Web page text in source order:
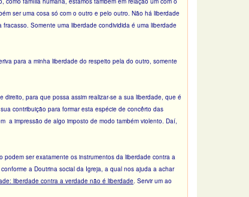
ser uma cosa só com o outro e pelo outro. Não há liberdade
Somente uma liberdade condividida é uma liberdade
para a minha liberdade do respeito pela do outro, somente
para que possa assim realizar-se a sua liberdade, que é
contribuição para formar esta espécie de concêrto das
a impressão de algo imposto de modo também violento. Daí,
ser exatamente os instrumentos da liberdade contra a
a Doutrina social da Igreja, a qual nos ajuda a achar
liberdade contra a verdade não é liberdade. Servir um ao